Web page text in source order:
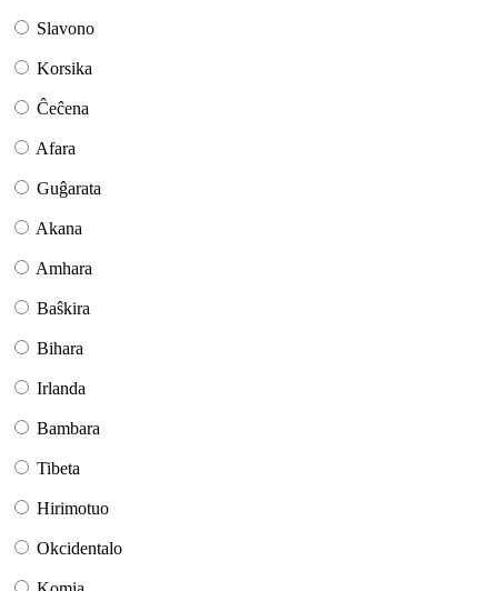
Slavono
Korsika
Ĉeĉena
Afara
Guĝarata
Akana
Amhara
Baŝkira
Bihara
Irlanda
Bambara
Tibeta
Hirimotuo
Okcidentalo